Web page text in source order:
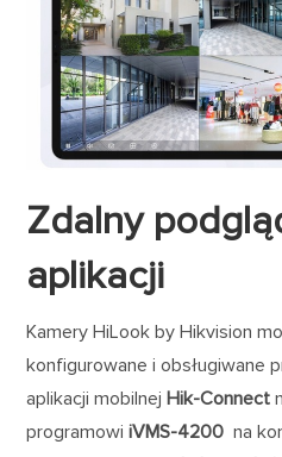
Zdalny
aplikacji
Kamery HiLook by Hikvision
konfigurowane i obsługiwane
aplikacji mobilnejHik-Connect
programowiiVMS-4200 na